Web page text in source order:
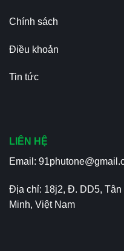
Chính sách
Điều khoản
Tin tức
LIÊN HỆ
Email:
Địa chỉ: 18j2, Đ. DD5,
Minh, Việt Nam